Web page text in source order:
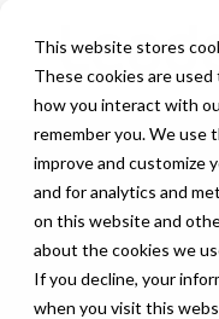
This website stores
These cookies are
how you interact with
remember you. We use
improve and customize
and for analytics and
on this website and
about the cookies we
If you decline, your
when you visit this